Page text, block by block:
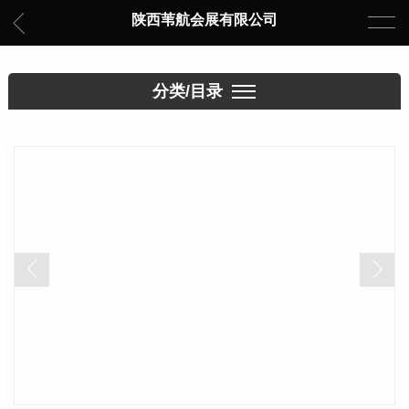
陕西苇航会展有限公司
分类/目录